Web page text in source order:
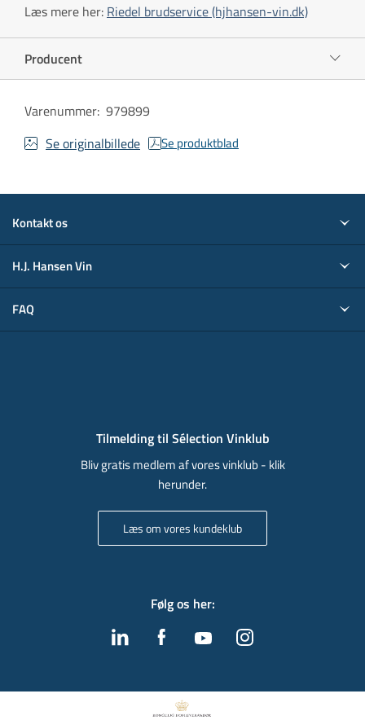
Læs mere her: Riedel brudservice (hjhansen-vin.dk)
Producent
Varenummer: 979899
Se originalbillede
Se produktblad
Kontakt os
H.J. Hansen Vin
FAQ
Tilmelding til Sélection Vinklub
Bliv gratis medlem af vores vinklub - klik
herunder.
Læs om vores kundeklub
Følg os her: